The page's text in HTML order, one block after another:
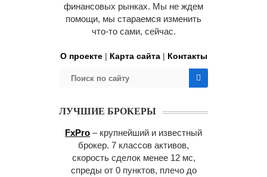
финансовых рынках. Мы не ждем
помощи, мы стараемся изменить
что-то сами, сейчас.
О проекте| Карта сайта| Контакты
ЛУЧШИЕ БРОКЕРЫ
FxPro – крупнейший и известный
брокер. 7 классов активов,
скорость сделок менее 12 мс,
спреды от 0 пунктов, плечо до